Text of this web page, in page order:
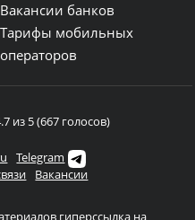
Вакансии банков
Тарифы мобильных
операторов
из 5 (667 голосов)
Telegram
Вакансии
гиперссылка на